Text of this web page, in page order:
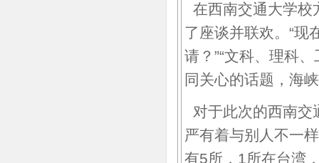
在西南交通大学校
了座谈并联欢。“现
请？”“文科、理科
同关心的话题，海
对于此次的西南交
严有着与别人不一
有5所，1所在台湾